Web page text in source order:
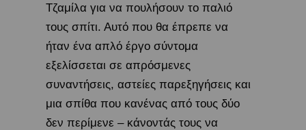
Τζαμίλα για να πουλήσουν το παλιό
τους σπίτι. Αυτό που θα έπρεπε να
ήταν ένα απλό έργο σύντομα
εξελίσσεται σε απρόσμενες
συναντήσεις, αστείες παρεξηγήσεις και
μια σπίθα που κανένας από τους δύο
δεν περίμενε – κάνοντάς τους να